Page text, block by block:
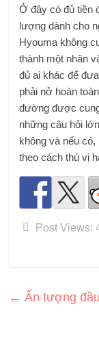
Ở đây có đủ tiền
lượng dành cho
Hyouma không
thành một nhân
đủ ai khác để
phải nở hoàn
đường được
những câu hỏi
không và nếu có,
theo cách thú vị
Post Views:
← Ấn tượng